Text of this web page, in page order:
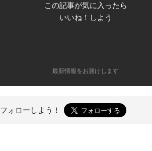
この記事が気に入ったら
いいね！しよう
最新情報をお届けします
フォローしよう！